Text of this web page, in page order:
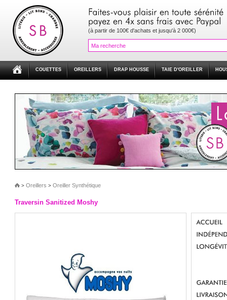
(à partir de 100€ d'achats et jusqu'à 2 000€)
COUETTES OREILLERS DRAP HOUSSE TAIE D'OREILLER
> Oreillers > Oreiller Synthétique
Traversin Sanitized Moshy